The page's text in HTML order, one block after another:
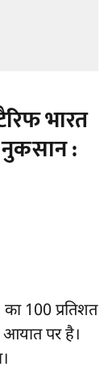
भारत
नुकसान :
100 प्रतिशत
पर है।